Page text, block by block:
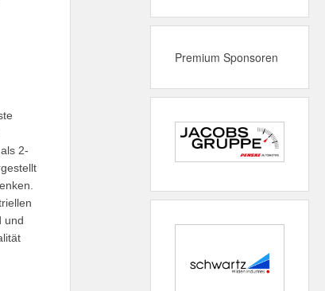
2-
und
Premium Sponsoren